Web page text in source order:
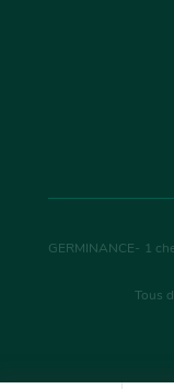
GERMINANCE- 1
Tous